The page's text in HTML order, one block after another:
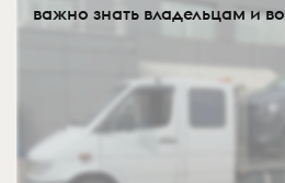
важно знать владельцам и